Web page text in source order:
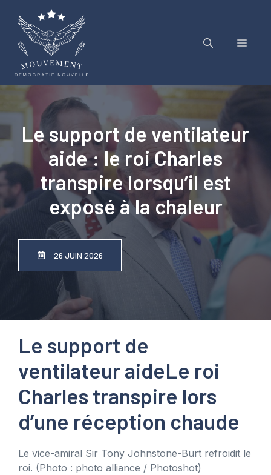
contenu
Menu
Le support de ventilateur
aide : le roi Charles
transpire lorsqu’il est
exposé à la chaleur
26 JUIN 2026
Le support de
ventilateur aideLe roi
Charles transpire lors
d’une réception chaude
Le vice-amiral Sir Tony Johnstone-Burt refroidit le
roi. (Photo : photo alliance / Photoshot)